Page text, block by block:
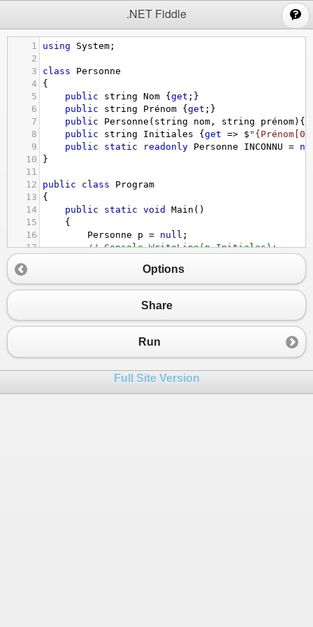
.NET Fiddle
1 using System ;
2
3
class
Personne
4
{
5
public string Nom { get ;}
6
public string Prénom { get ;}
7
public Personne ( string nom , string prénom){
8
public string Initiales { get => $
9
public static readonly Personne INCONNU =
10
}
11
12
public class
Program
13
{
14
public static void Main ()
15
{
16
Personne p = null ;
17
// Console.WriteLine(p.Initiales);
19
20 }
Options
Share
Run
Full Site Version